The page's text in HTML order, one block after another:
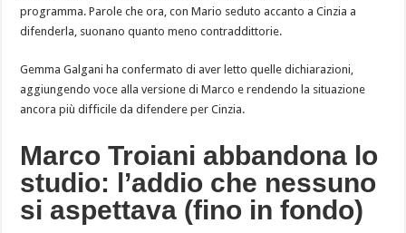
programma. Parole che ora, con Mario seduto accanto a Cinzia a
difenderla, suonano quanto meno contraddittorie.
Gemma Galgani ha confermato di aver letto quelle dichiarazioni,
aggiungendo voce alla versione di Marco e rendendo la situazione
ancora più difficile da difendere per Cinzia.
Marco Troiani abbandona lo
studio: l’addio che nessuno
si aspettava (fino in fondo)